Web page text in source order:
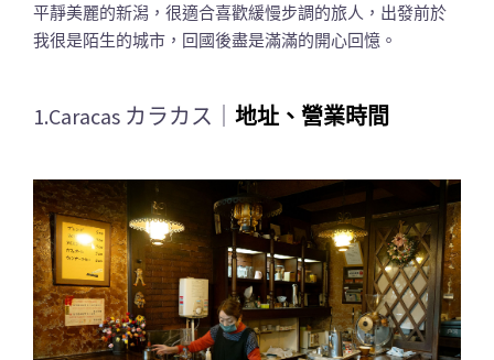
平靜美麗的新潟，很適合喜歡緩慢步調的旅人，出發前於
我很是陌生的城市，回國後盡是滿滿的開心回憶。
1.Caracas カラカス｜ 地址、營業時間